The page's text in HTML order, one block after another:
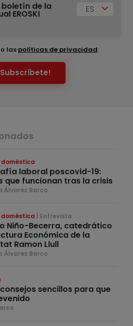
de la
EROSKI ES
las políticas de privacidad
doméstica
laboral poscovid-19:
que funcionan tras la crisis
Álvarez Barco
doméstica Entrevista
Niño-Becerra, catedrático
Económica de la
Ramon Llull
Álvarez Barco
sencillos para que